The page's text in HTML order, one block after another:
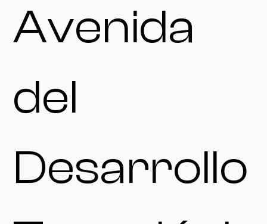
Avenida
del
Desarrollo